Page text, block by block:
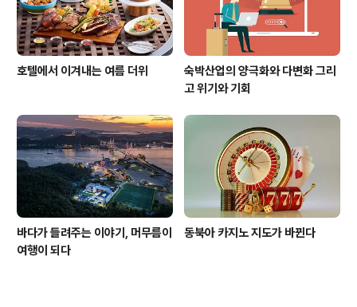
호텔에서 이겨내는 여름 더위
숙박산업의 양극화와 다변화 그리
고 위기와 기회
바다가 들려주는 이야기, 머무름이
여행이 되다
동북아 카지노 지도가 바뀐다